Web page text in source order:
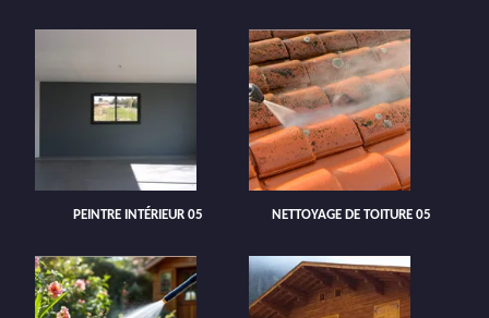
PEINTRE INTÉRIEUR 05 NETTOYAGE DE TOITURE 05